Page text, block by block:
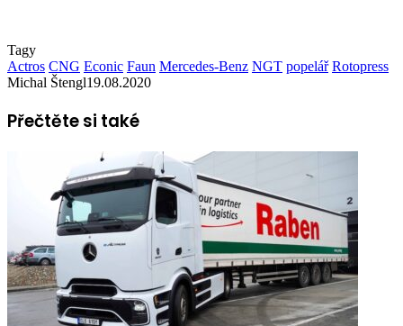
Tagy
Actros CNG Econic Faun Mercedes-Benz NGT popelář Rotopress
Michal Štengl19.08.2020
Přečtěte si také